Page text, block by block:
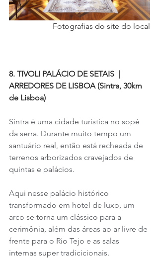
Fotografias do site do local
8. TIVOLI PALÁCIO DE SETAIS  |
ARREDORES DE LISBOA (Sintra, 30km
de Lisboa)
Sintra é uma cidade turística no sopé
da serra. Durante muito tempo um
santuário real, então está recheada de
terrenos arborizados cravejados de
quintas e palácios.
Aqui nesse palácio histórico
transformado em hotel de luxo, um
arco se torna um clássico para a
cerimônia, além das áreas ao ar livre de
frente para o Rio Tejo e as salas
internas super tradicicionais.